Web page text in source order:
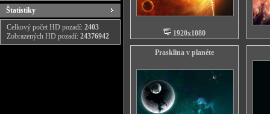
Štatistiky
Celkový počet HD pozadí: 2403
Zobrazených HD pozadí: 24376942 1920x1080
Prasklina v planéte